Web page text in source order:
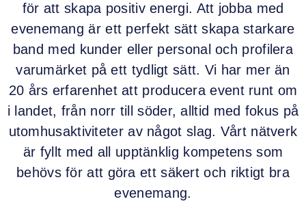
för att skapa positiv energi. Att jobba med
evenemang är ett perfekt sätt skapa starkare
band med kunder eller personal och profilera
varumärket på ett tydligt sätt. Vi har mer än
20 års erfarenhet att producera event runt om
i landet, från norr till söder, alltid med fokus på
utomhusaktiviteter av något slag. Vårt nätverk
är fyllt med all upptänklig kompetens som
behövs för att göra ett säkert och riktigt bra
evenemang.